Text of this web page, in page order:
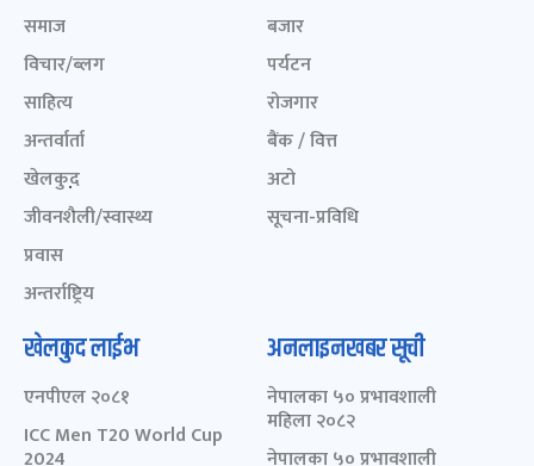
समाज
विचार/ब्लग
साहित्य
अन्तर्वार्ता
खेलकुद़़
जीवनशैली/स्वास्थ्य
प्रवास
अन्तर्राष्ट्रिय
बजार
पर्यटन
रोजगार
बैंक / वित्त
अटो
सूचना-प्रविधि
खेलकुद लाईभ
एनपीएल २०८१
ICC Men T20 World Cup
2024
अनलाइनखबर सूची
नेपालका ५० प्रभावशाली
महिला २०८२
नेपालका ५० प्रभावशाली